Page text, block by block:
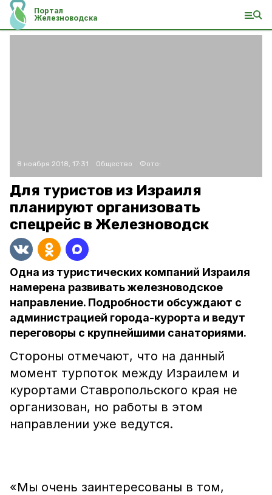
Портал
Железноводска
8 ноября 2018, 17:31 Общество Фото:
Для туристов из Израиля
планируют организовать
спецрейс в Железноводск
Одна из туристических компаний Израиля
намерена развивать железноводское
направление. Подробности обсуждают с
администрацией города-курорта и ведут
переговоры с крупнейшими санаториями.
Стороны отмечают, что на данный
момент турпоток между Израилем и
курортами Ставропольского края не
организован, но работы в этом
направлении уже ведутся.
«Мы очень заинтересованы в том,